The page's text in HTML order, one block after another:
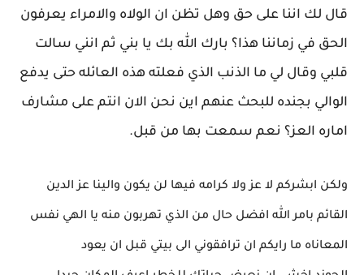
قال لك اننا على حق وهل تظن ان الولاه والامراء يعرفون
الحق في زماننا هذا؟ بارك الله بك يا بني ثم انني سالت
قلبي وقال لي ما الذنب الذي فعلته هذه العائله حتى يدفع
الوالي بجنده للبحث عنهم اين نحن الان انتم على مشارف
اماره العز؟ نعم سمعت بها من قبل.
ولكن ابشركم لا عز ولا كرامه فيها لن يكون والينا عز الدين
القائم بامر الله افضل حال من الذي تهربون منه يا الهي نفس
المعاناه ما رايكم ان ترافقوني الى بيتي قبل ان يعود